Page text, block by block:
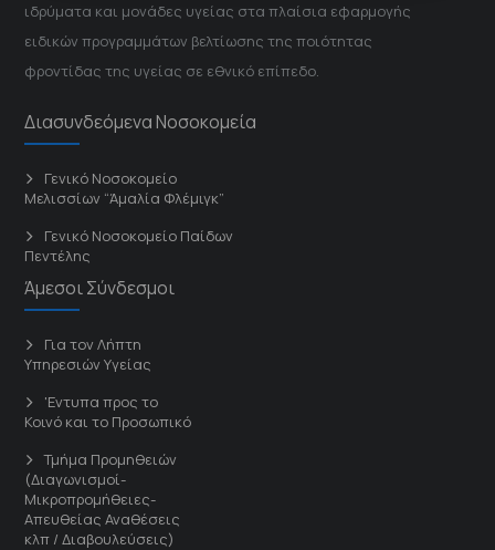
ιδρύματα και μονάδες υγείας στα πλαίσια εφαρμογής
ειδικών προγραμμάτων βελτίωσης της ποιότητας
φροντίδας της υγείας σε εθνικό επίπεδο.
Διασυνδεόμενα Νοσοκομεία
Γενικό Νοσοκομείο
Μελισσίων “Άμαλία Φλέμιγκ”
Γενικό Νοσοκομείο Παίδων
Πεντέλης
Άμεσοι Σύνδεσμοι
Για τον Λήπτη
Υπηρεσιών Υγείας
'Εντυπα προς το
Κοινό και το Προσωπικό
Τμήμα Προμηθειών
(Διαγωνισμοί-
Μικροπρομήθειες-
Απευθείας Αναθέσεις
κλπ / Διαβουλεύσεις)